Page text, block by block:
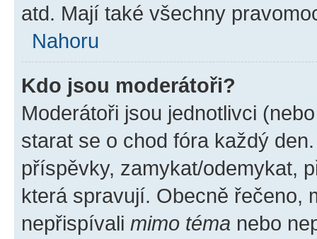
atd. Mají také všechny
Nahoru
Kdo jsou moderátoři?
Moderátoři jsou jednotlivci
starat se o chod fóra každý
příspěvky, zamykat/odemykat,
která spravují. Obecně řečeno,
nepřispívali mimo téma nebo